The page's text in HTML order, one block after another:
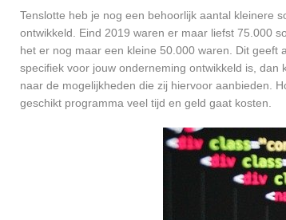
Tenslotte heb je nog een behoorlijk aantal kleinere
ontwikkeld. Eind 2019 waren er maar liefst 75.000
het er nog maar een kleine 50.000 waren. Dit
specifiek voor jouw onderneming ontwikkeld is,
naar de mogelijkheden die zij hiervoor aanbieden.
geschikt programma veel tijd en geld gaat kosten.